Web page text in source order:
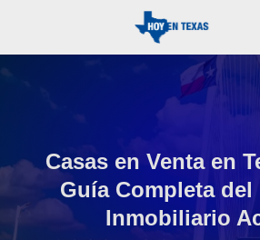
Casas en Venta en
Guía Completa del
Inmobiliario